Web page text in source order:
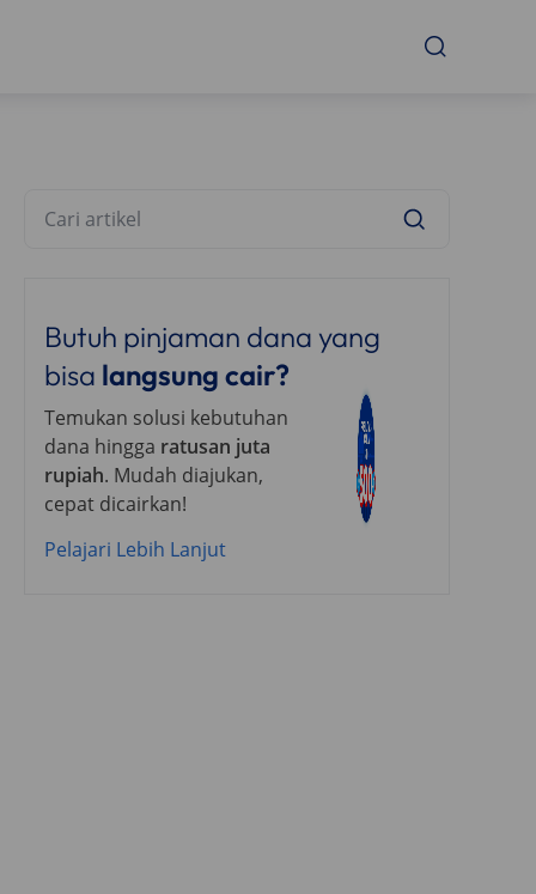
Butuh pinjaman dana yang
bisa langsung cair?
Temukan solusi kebutuhan
dana hingga ratusan juta
rupiah. Mudah diajukan,
cepat dicairkan!
Pelajari Lebih Lanjut